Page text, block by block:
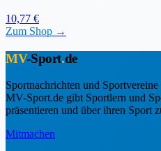
10,77 €
Zum Shop →
MV-Sport.de
Sportnachrichten und
MV-Sport.de gibt Sportlern und
präsentieren und über ihren Sport
Mitmachen